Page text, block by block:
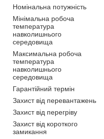
Номінальна потужність
Мінімальна робоча
температура
навколишнього
середовища
Максимальна робоча
температура
навколишнього
середовища
Гарантійний термін
Захист від перевантажень
Захист від перегріву
Захист від короткого
замикання